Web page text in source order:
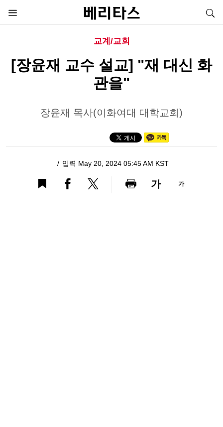
교계/교회
[장윤재 교수 설교] "재 대신 화
관을"
장윤재 목사(이화여대 대학교회)
입력 May 20, 2024 05:45 AM KST
가 가